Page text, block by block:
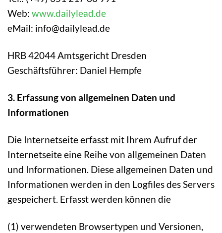
Web: www.dailylead.de
eMail: info@dailylead.de
HRB 42044 Amtsgericht Dresden
Geschäftsführer: Daniel Hempfe
3. Erfassung von allgemeinen Daten und
Informationen
Die Internetseite erfasst mit Ihrem Aufruf der
Internetseite eine Reihe von allgemeinen Daten
und Informationen. Diese allgemeinen Daten und
Informationen werden in den Logfiles des Servers
gespeichert. Erfasst werden können die
(1) verwendeten Browsertypen und Versionen,